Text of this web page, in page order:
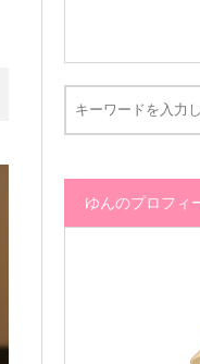
ゆんのプロフィ